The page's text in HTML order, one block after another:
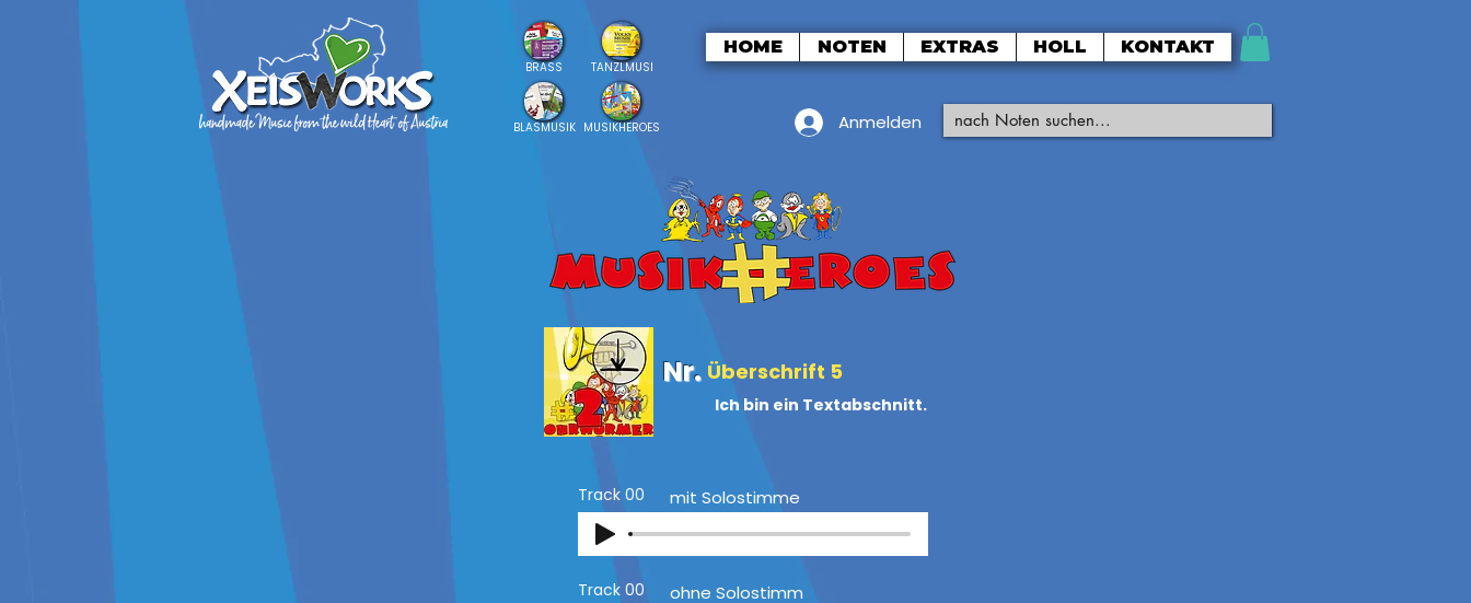
BRASS
BLASMUSIK
TANZLMUSI
MUSIKHEROES
HOME NOTEN EXTRAS HOLL KONTAKT
Anmelden
Nr. Überschrift 5
Ich bin ein Textabschnitt.
Track 00 mit Solostimme
Track 00
ohne Solostimm